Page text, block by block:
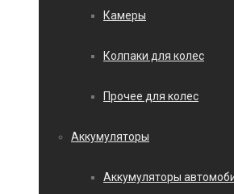
Камеры
Колпаки для колес
Прочее для колес
Аккумуляторы
Аккумуляторы